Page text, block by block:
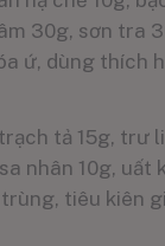
30g, sơn tra
ứ, dùng thích
tả 15g, trư
nhân 10g,
tiêu kiên